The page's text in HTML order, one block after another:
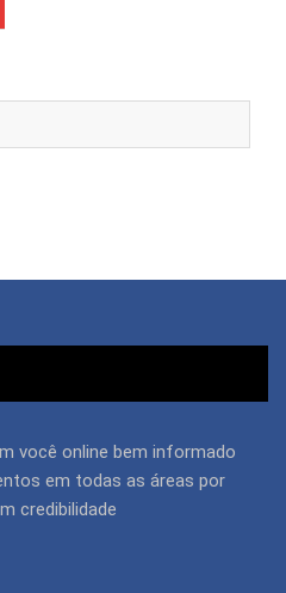
você online bem informado
em todas as áreas por
credibilidade